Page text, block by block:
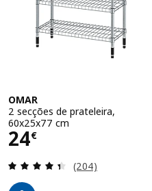
5 estrelas. Total de
OMAR
2 secções de prateleira,
60x25x77 cm
24€
Preço 24€
Avaliação: 4.4
(204)